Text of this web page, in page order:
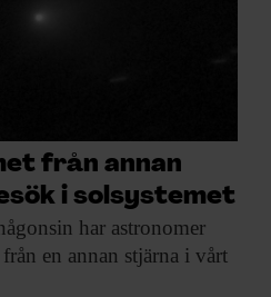
från annan
i solsystemet
har astronomer
en annan stjärna i vårt